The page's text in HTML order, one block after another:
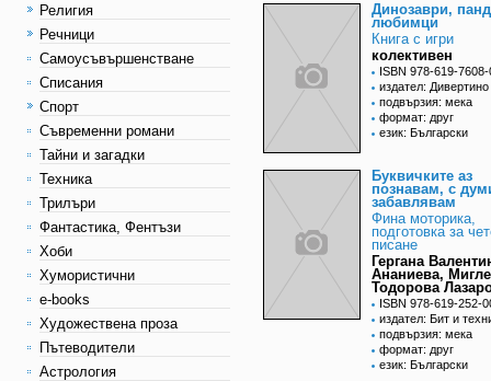
Религия
Речници
Самоусъвършенстване
Списания
Спорт
Съвременни романи
Тайни и загадки
Техника
Трилъри
Фантастика, Фентъзи
Хоби
Хумористични
e-books
Художествена проза
Пътеводители
Астрология
Динозаври,
любимци
Книга с игри
колективен
ISBN 978-619-
издател: Дивертино
подвързия: мека
формат: друг
език: Български
Буквичките аз
познавам, с
забавлявам
Фина моторика,
подготовка за
писане
Гергана
Ананиева,
Тодорова
ISBN 978-619-252-
издател: Бит и
подвързия: мека
формат: друг
език: Български